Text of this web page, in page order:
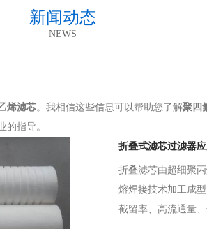
新闻动态
NEWS
烯滤芯。我相信这些信息可以帮助您了解聚四
的指导。
折叠式滤芯过滤器应
折叠滤芯由超细聚
熔焊接技术加工成
截留率、高流通量